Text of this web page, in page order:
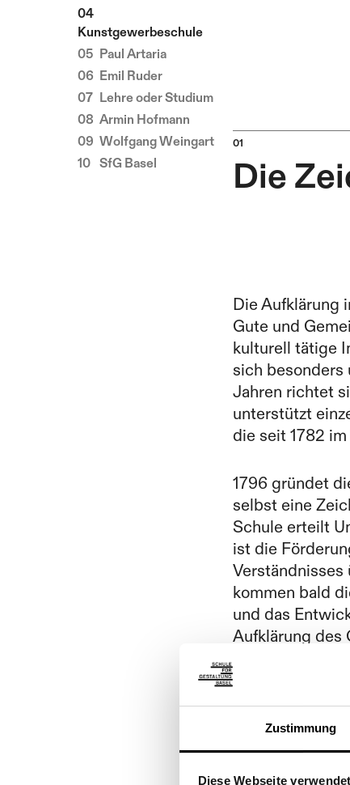
Zustimmung
Diese Webseite
Kunstgewerbeschule
Paul Artaria
Emil Ruder
Lehre oder Studium
Armin Hofmann
Wolfgang Weingart
SfG Basel
Die
Die Aufklärung
Gute und
kulturell tätige
sich besonders
Jahren richtet
unterstützt
die seit 1782
1796 gründet
selbst eine
Schule erteilt
ist die
Verständnisses
kommen bald
und das
Aufklärung des
1814 beteiligt
der
zwei